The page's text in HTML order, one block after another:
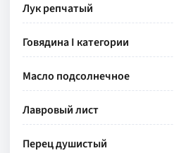
Лук репчатый
Говядина I категории
Масло подсолнечное
Лавровый лист
Перец душистый